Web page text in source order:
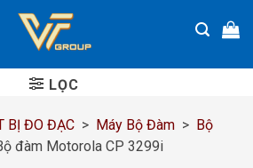
LỌC
BỊ ĐO ĐẠC > Máy Bộ Đàm > Bộ
đàm Motorola CP 3299i